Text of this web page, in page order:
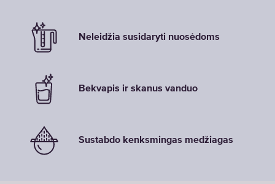
Neleidžia susidaryti nuosėdoms
Bekvapis ir skanus vanduo
Sustabdo kenksmingas medžiagas